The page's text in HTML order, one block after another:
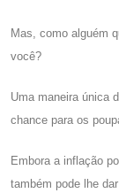
Mas, como alguém
você?
Uma maneira única
chance para os
Embora a inflação
também pode lhe